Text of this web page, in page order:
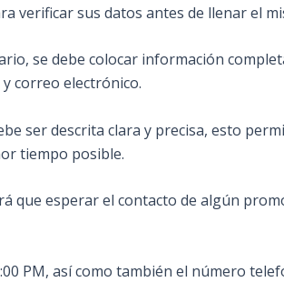
verificar sus datos antes de llenar el
se debe colocar información
correo electrónico.
ser descrita clara y precisa, esto
tiempo posible.
que esperar el contacto de algún
PM, así como también el número